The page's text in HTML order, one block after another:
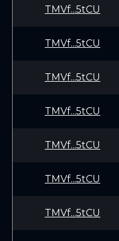
TMVf...5tCU
TMVf...5tCU
TMVf...5tCU
TMVf...5tCU
TMVf...5tCU
TMVf...5tCU
TMVf...5tCU